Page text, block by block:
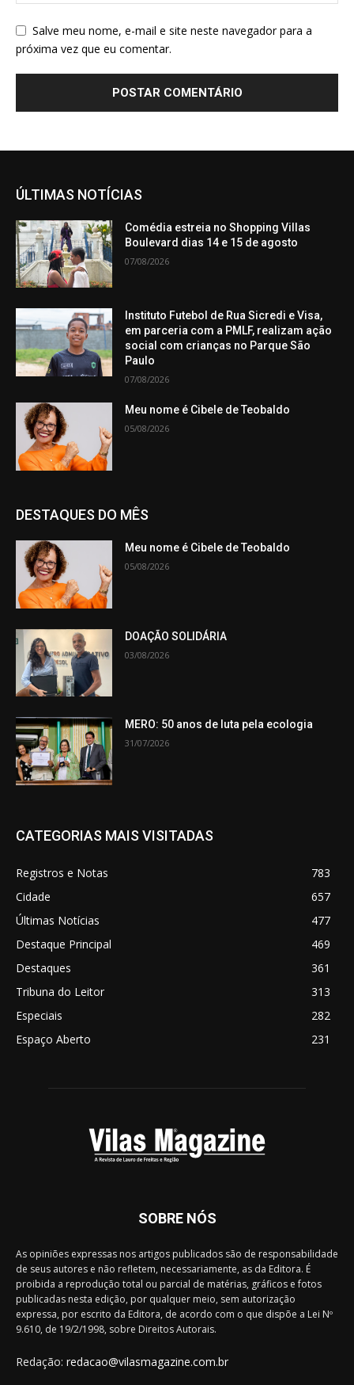
Salve meu nome, e-mail e site neste navegador para a
próxima vez que eu comentar.
ÚLTIMAS NOTÍCIAS
Comédia estreia no Shopping Villas
Boulevard dias 14 e 15 de agosto
07/08/2026
Instituto Futebol de Rua Sicredi e Visa,
em parceria com a PMLF, realizam ação
social com crianças no Parque São
Paulo
07/08/2026
Meu nome é Cibele de Teobaldo
05/08/2026
DESTAQUES DO MÊS
Meu nome é Cibele de Teobaldo
05/08/2026
DOAÇÃO SOLIDÁRIA
03/08/2026
MERO: 50 anos de luta pela ecologia
31/07/2026
CATEGORIAS MAIS VISITADAS
Registros e Notas
783
Cidade
657
Últimas Notícias
477
Destaque Principal
469
Destaques
361
Tribuna do Leitor
313
Especiais
282
Espaço Aberto
231
SOBRE NÓS
As opiniões expressas nos artigos publicados são de responsabilidade
de seus autores e não refletem, necessariamente, as da Editora. É
proibida a reprodução total ou parcial de matérias, gráficos e fotos
publicadas nesta edição, por qualquer meio, sem autorização
expressa, por escrito da Editora, de acordo com o que dispõe a Lei Nº
9.610, de 19/2/1998, sobre Direitos Autorais.
Redação: redacao@vilasmagazine.com.br